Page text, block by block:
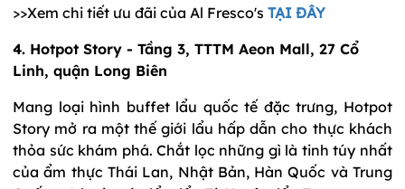
>>Xem chi tiết ưu đãi của Al Fresco's TẠI ĐÂY
4. Hotpot Story - Tầng 3, TTTM Aeon Mall, 27 Cổ
Linh, quận Long Biên
Mang loại hình buffet lẩu quốc tế đặc trưng, Hotpot
Story mở ra một thế giới lẩu hấp dẫn cho thực khách
thỏa sức khám phá. Chắt lọc những gì là tinh túy nhất
của ẩm thực Thái Lan, Nhật Bản, Hàn Quốc và Trung